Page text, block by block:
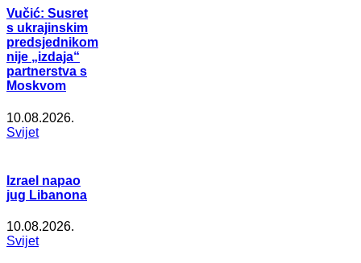
Vučić: Susret
s ukrajinskim
predsjednikom
nije „izdaja“
partnerstva s
Moskvom
10.08.2026.
Svijet
Izrael napao
jug Libanona
10.08.2026.
Svijet